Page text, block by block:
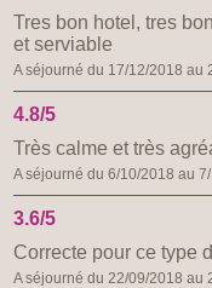
Tres bon hotel, tres
et serviable
A séjourné du 17/12/2018 au
4.8/5
Très calme et très
A séjourné du 6/10/2018 au
3.6/5
Correcte pour ce type
A séjourné du 22/09/2018 au